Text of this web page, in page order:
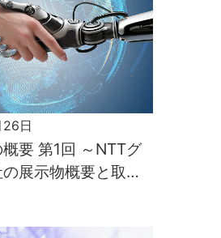
日
要 第1回 ～NTTグ
展示物概要と取組